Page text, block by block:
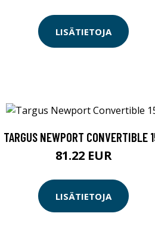
LISÄTIETOJA
TARGUS NEWPORT CONVERTIBLE
81.22 EUR
LISÄTIETOJA